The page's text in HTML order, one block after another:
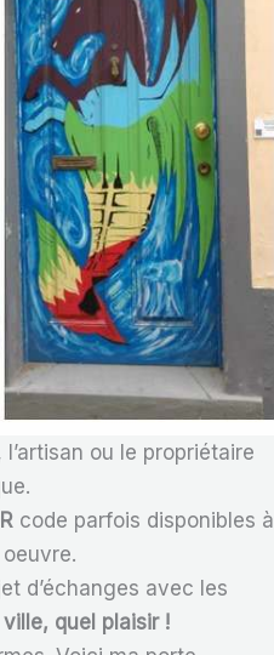
ou le propriétaire
code parfois disponibles à
d’échanges avec les
quel plaisir !